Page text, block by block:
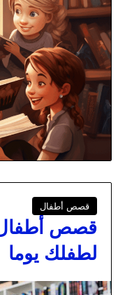
قصص أطفال
قصص أطفال
لطفلك يوما